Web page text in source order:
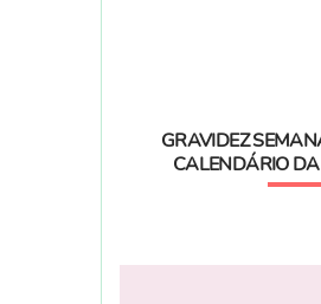
GRAVIDEZ
CALENDÁRIO